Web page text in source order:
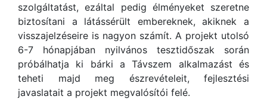
szolgáltatást, ezáltal pedig élményeket szeretne
biztosítani a látássérült embereknek, akiknek a
visszajelzéseire is nagyon számít. A projekt utolsó
6-7 hónapjában nyilvános tesztidőszak során
próbálhatja ki bárki a Távszem alkalmazást és
teheti majd meg észrevételeit, fejlesztési
javaslatait a projekt megvalósítói felé.